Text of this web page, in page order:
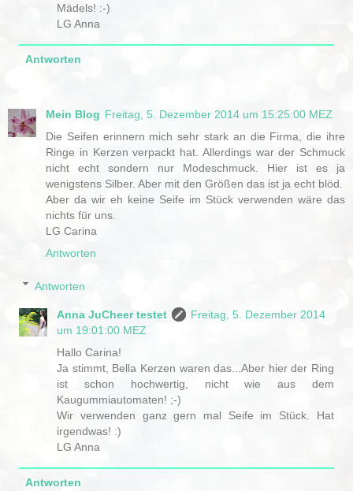
Mädels! :-)
LG Anna
Antworten
Mein Blog Freitag, 5. Dezember 2014 um 15:25:00 MEZ
Die Seifen erinnern mich sehr stark an die Firma, die ihre
Ringe in Kerzen verpackt hat. Allerdings war der Schmuck
nicht echt sondern nur Modeschmuck. Hier ist es ja
wenigstens Silber. Aber mit den Größen das ist ja echt blöd.
Aber da wir eh keine Seife im Stück verwenden wäre das
nichts für uns.
LG Carina
Antworten
Antworten
Anna JuCheer testet
Freitag, 5. Dezember 2014
um 19:01:00 MEZ
Hallo Carina!
Ja stimmt, Bella Kerzen waren das...Aber hier der Ring
ist schon hochwertig, nicht wie aus dem
Kaugummiautomaten! ;-)
Wir verwenden ganz gern mal Seife im Stück. Hat
irgendwas! :)
LG Anna
Antworten